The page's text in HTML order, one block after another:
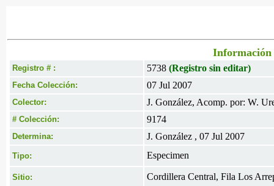
Información
Registro # : 5738 (Registro sin editar)
Fecha Colección: 07 Jul 2007
Colector: J. González, Acomp. por: W.
# Colección: 9174
Determina: J. González , 07 Jul 2007
Tipo: Especimen
Sitio: Cordillera Central, Fila Los